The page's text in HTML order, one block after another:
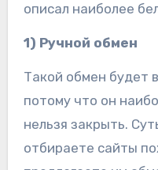
описал наиболее
1) Ручной обмен
Такой обмен будет
потому что он
нельзя закрыть.
отбираете сайты